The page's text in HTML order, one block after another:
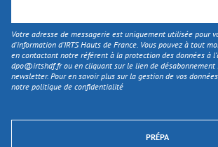
Votre adresse de messagerie est uniquement utilisée pour
d'information d’IRTS Hauts de France. Vous pouvez à tout
en contactant notre référent à la protection des données à
dpo@irtshdf.frou en cliquant sur le lien de désabonnement
newsletter. Pour en savoir plus sur la gestion de vos
notre politique de confidentialité
PRÉPA